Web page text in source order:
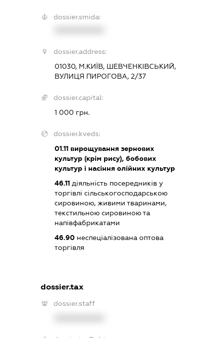
dossier.smida:
dossier.address:
01030, М.КИЇВ, ШЕВЧЕНКІВСЬКИЙ,
ВУЛИЦЯ ПИРОГОВА, 2/37
dossier.capital:
1 000 грн.
dossier.kveds:
01.11 вирощування зернових
культур (крім рису), бобових
культур і насіння олійних культур
46.11 діяльність посередників у
торгівлі сільськогосподарською
сировиною, живими тваринами,
текстильною сировиною та
напівфабрикатами
46.90 неспеціалізована оптова
торгівля
dossier.tax
dossier.staff